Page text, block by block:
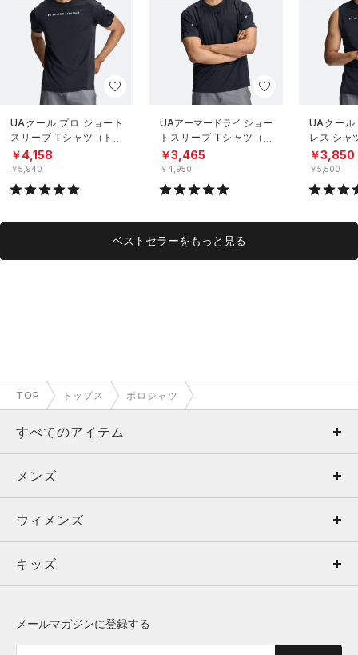
UAクール プロ ショート
スリーブ Tシャツ（トレ
ーニング/MEN）
￥4,158
￥5,940
UAアーマードライ ショー
トスリーブ Tシャツ（ト
レーニング/MEN）
￥3,465
￥4,950
UAクール
レス シャ
グ/MEN）
￥3,850
￥5,500
ベストセラーをもっと見る
TOP トップス ポロシャツ
すべてのアイテム
メンズ
ウィメンズ
キッズ
メンズ
トップス
ボトムス
ウィメンズ
トップス
キッズ
メールマガジンに登録する